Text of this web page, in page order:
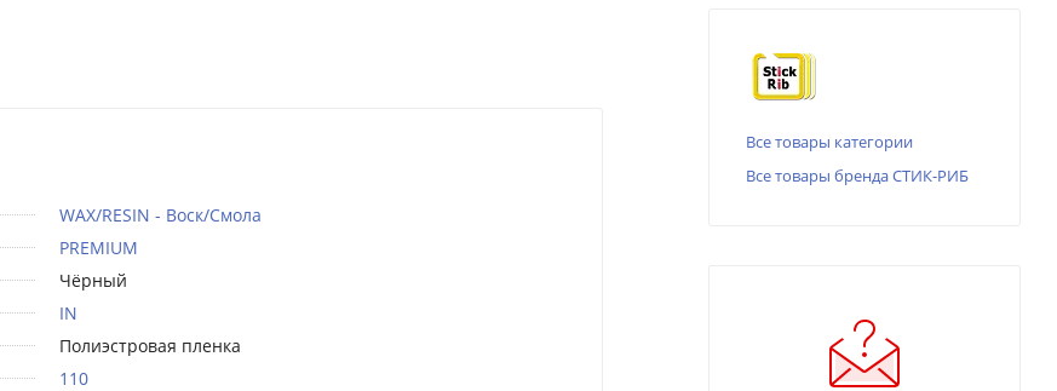
WAX/RESIN - Воск/Смола
PREMIUM
Чёрный
IN
Полиэстровая пленка
110
Все товары категории
Все товары бренда СТИК-РИБ